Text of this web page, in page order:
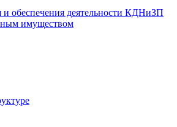
обеспечения деятельности КДНиЗП
имуществом